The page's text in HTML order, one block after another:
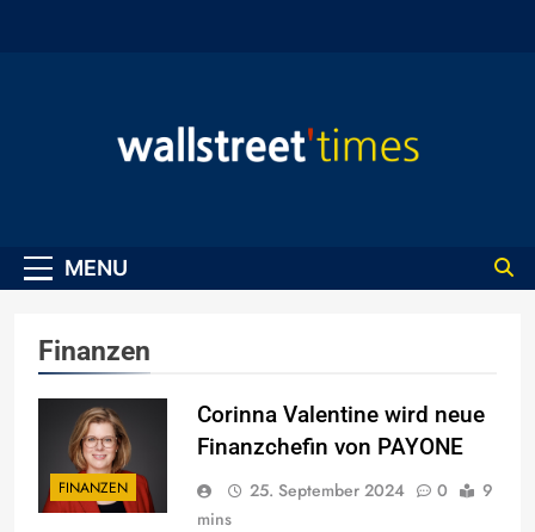
MENU
Finanzen
FINANZEN
Corinna Valentine wird neue
Finanzchefin von PAYONE
25. September 2024 0
9
mins